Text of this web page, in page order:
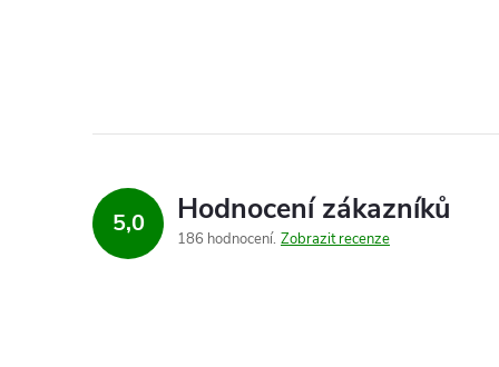
v
p 5,0 Hodnocení zákazníků
186 hodnocení Zobrazit recenze